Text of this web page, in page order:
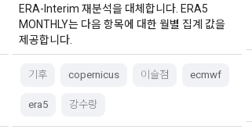
ERA-Interim 재분석을 대체합니다. ERA5
MONTHLY는 다음 항목에 대한 월별 집계 값을
제공합니다.
기후 copernicus 이슬점 ecmwf
era5 강수량